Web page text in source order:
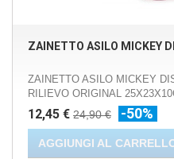
ZAINETTO ASILO MICKEY
ZAINETTO ASILO MICKEY
RILIEVO ORIGINAL
12,45 € 24,90 € -50%
AGGIUNGI AL